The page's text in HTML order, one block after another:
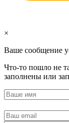
×
Ваше сообщение
Что-то пошло не
заполнены или